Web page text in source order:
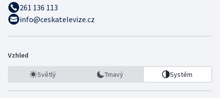
261 136 113
info@ceskatelevize.cz
Vzhled
Světlý Tmavý Systém